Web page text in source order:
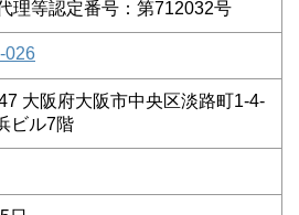
理等認定番号：第712032号
026
大阪府大阪市中央区淡路町1-4-
ビル7階